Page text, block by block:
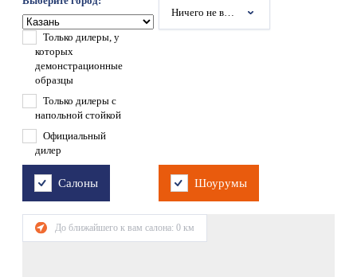
Ничего не выбрано
Только дилеры, у
которых
демонстрационные
образцы
Только дилеры с
напольной стойкой
Официальный
дилер
Салоны Шоурумы
До ближайшего к вам салона: 0 км